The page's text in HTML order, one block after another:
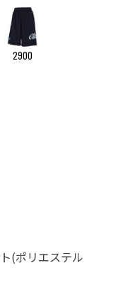
2900
(ポリエステル